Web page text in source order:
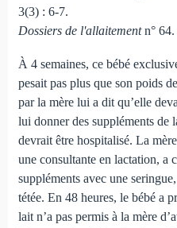
3(3) : 6-7.
Dossiers de l'allaitementn° 64.
À 4 semaines, ce bébé
pesait pas plus que son poids
par la mère lui a dit qu’elle
lui donner des suppléments de
devrait être hospitalisé. La
une consultante en lactation, a
suppléments avec une
tétée. En 48 heures, le bébé a
lait n’a pas permis à la mère